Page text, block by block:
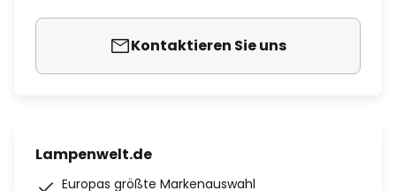
Kontaktieren Sie uns
Lampenwelt.de
Europas größte Markenauswahl